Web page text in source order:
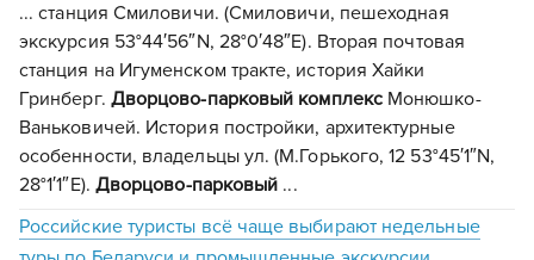
... станция Смиловичи. (Смиловичи, пешеходная
экскурсия 53°44′56″N, 28°0′48″E). Вторая почтовая
станция на Игуменском тракте, история Хайки
Гринберг. Дворцово-парковый комплексМонюшко-
Ваньковичей. История постройки, архитектурные
особенности, владельцы ул. (М.Горького, 12 53°45′1″N,
28°1′1″E). Дворцово-парковый ...
Российские туристы всё чаще выбирают недельные